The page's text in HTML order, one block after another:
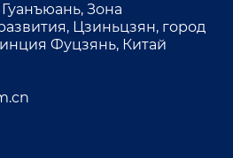
Зона
Цзиньцзян, город
Фуцзянь, Китай